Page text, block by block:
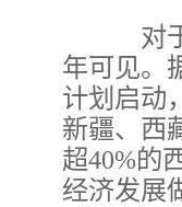
对于
年可见。
计划启动
新疆、西
超40%的
经济发展